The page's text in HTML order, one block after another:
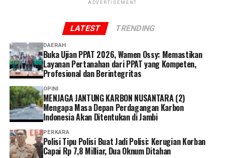
pribadi yang unik. Tugas pendidikan bukan mencetak
semua menjadi sama, tetapi membantu setiap siswa
menemukan versi terbaik dari dirinya,” menjadi
semangat yang terasa sepanjang sesi tersebut.
ADVERTISEMENT
LATEST TRENDING
DAERAH
Buka Ujian PPAT 2026, Wamen Ossy: Memastikan
Layanan Pertanahan dari PPAT yang Kompeten,
Profesional dan Berintegritas
OPINI
MENJAGA JANTUNG KARBON NUSANTARA (2)
Mengapa Masa Depan Perdagangan Karbon
Indonesia Akan Ditentukan di Jambi
PERKARA
Polisi Tipu Polisi Buat Jadi Polisi: Kerugian Korban
Capai Rp 7,8 Milliar, Dua Oknum Ditahan